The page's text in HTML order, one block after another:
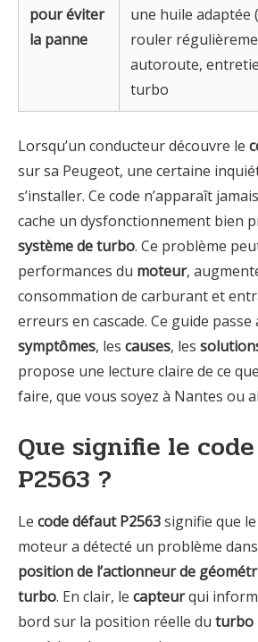
pour éviter
la panne
une huile adaptée
rouler
autoroute,
turbo
Lorsqu’un conducteur découvre le
sur sa Peugeot, une certaine
s’installer. Ce code n’apparaît
cache un dysfonctionnement bien
système de turbo. Ce problème
performances du moteur,
consommation de carburant et
erreurs en cascade. Ce guide passe
symptômes, les causes, les
propose une lecture claire de ce
faire, que vous soyez à Nantes ou
Que signifie le
P2563 ?
Le code défaut P2563signifie que
moteur a détecté un problème
position de l’actionneur de
turbo. En clair, le capteurqui
bord sur la position réelle du turbo